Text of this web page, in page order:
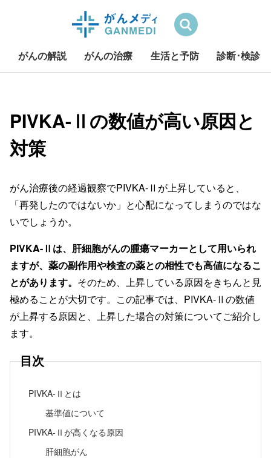
検索
がんの解説 がんの治療 生活と予防 診断･検診
PIVKA-Ⅱの数値が高い原因と
対策
がん治療後の経過観察でPIVKA-Ⅱが上昇していると、
「再発したのではないか」と心配になってしまうのではな
いでしょうか。
PIVKA-Ⅱは、肝細胞がんの腫瘍マーカーとして用いられ
ますが、薬の副作用や検査の薬との相性でも高値になるこ
とがあります。 そのため、上昇している原因をきちんと見
極めることが大切です。この記事では、PIVKA-Ⅱの数値
が上昇する原因と、上昇した場合の対策についてご紹介し
ます。
目次
PIVKA-Ⅱとは
基準値について
PIVKA-Ⅱが高くなる原因
肝細胞がん